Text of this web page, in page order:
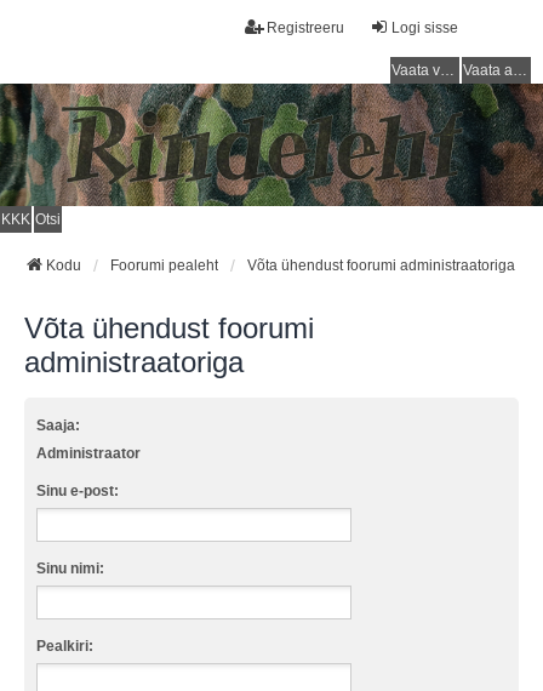
Logi sisse
Registreeru
Vaata vastamata teemasi Vaata aktiivseid teemasid
KKK Otsi
Kodu Foorumi pealeht Võta ühendust foorumi administraatoriga
Võta ühendust foorumi
administraatoriga
Saaja:
Administraator
Sinu e-post:
Sinu nimi:
Pealkiri: